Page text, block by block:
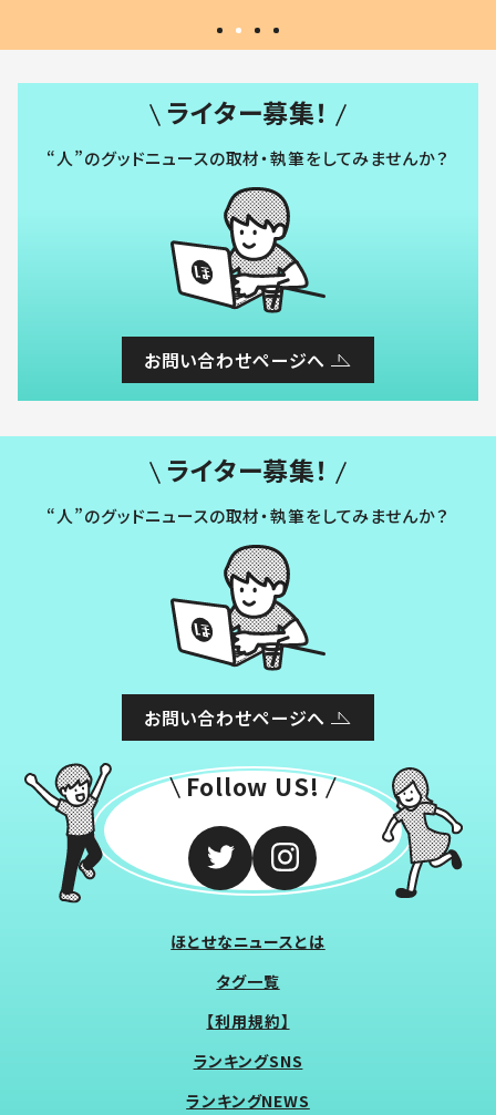
ライター募集！
“人”のグッドニュースの取材・執筆をしてみませんか？
お問い合わせページへ
ライター募集！
“人”のグッドニュースの取材・執筆をしてみませんか？
お問い合わせページへ
Follow US!
ほとせなニュースとは
タグ一覧
【利用規約】
ランキングSNS
ランキングNEWS